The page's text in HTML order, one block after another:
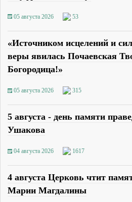
05 августа 2026 53
«Источником исцелений и
веры явилась Почаевская
Богородица!»
05 августа 2026 315
5 августа - день памяти
Ушакова
04 августа 2026 1617
4 августа Церковь чтит
Марии Магдалины